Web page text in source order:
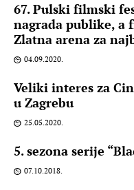
67. Pulski filmski
nagrada publike, a
Zlatna arena za
04.09.2020.
Veliki interes za
u Zagrebu
25.05.2020.
5. sezona serije
07.10.2018.